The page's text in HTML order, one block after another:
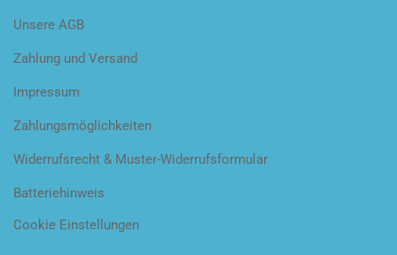
Unsere AGB
Zahlung und Versand
Impressum
Zahlungsmöglichkeiten
Widerrufsrecht & Muster-Widerrufsformular
Batteriehinweis
Cookie Einstellungen